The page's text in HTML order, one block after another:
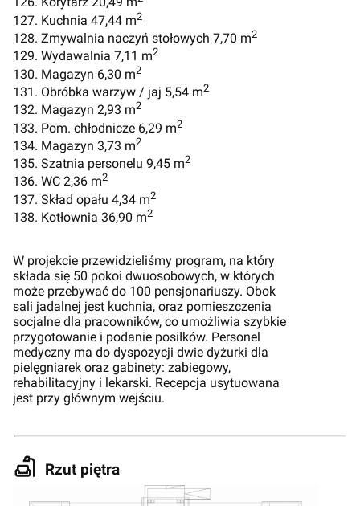
127. Kuchnia 47,44 m2
128. Zmywalnia naczyń stołowych 7,70 m2
129. Wydawalnia 7,11 m2
130. Magazyn 6,30 m2
131. Obróbka warzyw / jaj 5,54 m2
132. Magazyn 2,93 m2
133. Pom. chłodnicze 6,29 m2
134. Magazyn 3,73 m2
135. Szatnia personelu 9,45 m2
136. WC 2,36 m2
137. Skład opału 4,34 m2
138. Kotłownia 36,90 m2
W projekcie przewidzieliśmy program, na który
składa się 50 pokoi dwuosobowych, w których
może przebywać do 100 pensjonariuszy. Obok
sali jadalnej jest kuchnia, oraz pomieszczenia
socjalne dla pracowników, co umożliwia szybkie
przygotowanie i podanie posiłków. Personel
medyczny ma do dyspozycji dwie dyżurki dla
pielęgniarek oraz gabinety: zabiegowy,
rehabilitacyjny i lekarski. Recepcja usytuowana
jest przy głównym wejściu.
Rzut piętra